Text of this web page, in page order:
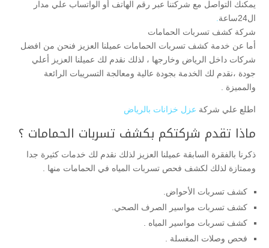
يمكنك التواصل مع شركتنا عبر رقم الهاتف أو الواتساب علي مدار
ال24ساعة
شركة كشف تسربات الحمامات
أما عن خدمة كشف تسربات الحمامات عميلنا العزيز فنحن من افضل
شركات داخل الرياض وخارجها ، لذلك نقدم لك عميلنا العزيز أعلي
جودة ،نقدم لك الخدمة بجودة عالية ومعالجة التسريبات الرائعة
والمميزة .
اطلع علي شركة عزل خزانات بالرياض
ماذا تقدم شركتكم بكشف تسربات الحمامات ؟
ذكرنا بالفقرة السابقة عميلنا العزيز لذلك نقدم لك خدمات كثيرة جدا
وممتازة لذلك لكشف فحص تسربات المياه في الحمامات منها .
كشف تسربات الأحواض.
كشف تسربات مواسير الصرف الصحي.
كشف تسربات مواسير المياه .
فحص وصلات المغسلة .